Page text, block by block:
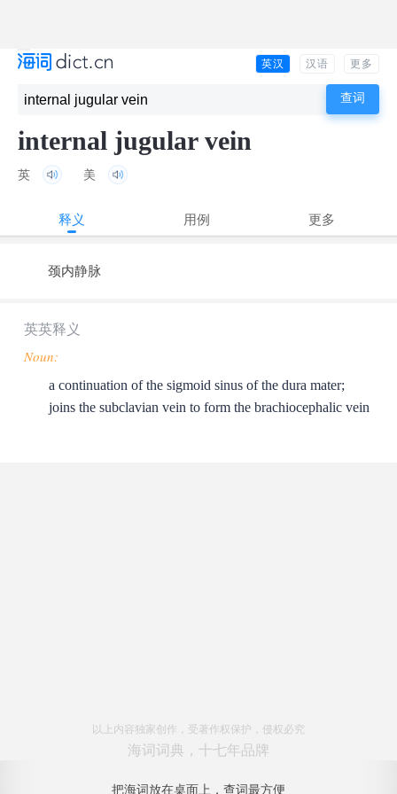
英汉 汉语 更多
internal jugular vein
英 美
释义 用例 更多
颈内静脉
英英释义
Noun:
a continuation of the sigmoid sinus of the dura mater;
joins the subclavian vein to form the brachiocephalic vein
以上内容独家创作，受著作权保护，侵权必究
海词词典，十七年品牌
把海词放在桌面上，查词最方便